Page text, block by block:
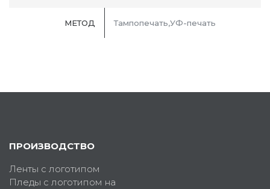
МЕТОД Тампопечать,УФ-печать
ПРОИЗВОДСТВО
Ленты с логотипом
Пледы с логотипом на